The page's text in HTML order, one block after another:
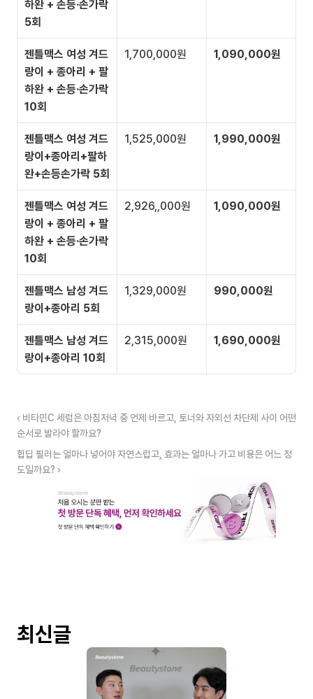
하완 + 손등·손가락
5회
젠틀맥스 여성 겨드
랑이 + 종아리 + 팔
하완 + 손등·손가락
10회
1,700,000원 1,090,000원
젠틀맥스 여성 겨드
랑이+종아리+팔하
완+손등손가락 5회
1,525,000원 1,990,000원
젠틀맥스 여성 겨드
랑이 + 종아리 + 팔
하완 + 손등·손가락
10회
2,926,,000원 1,090,000원
젠틀맥스 남성 겨드
랑이+종아리 5회
1,329,000원 990,000원
젠틀맥스 남성 겨드
랑이+종아리 10회
2,315,000원 1,690,000원
‹ 비타민C 세럼은 아침저녁 중 언제 바르고, 토너와 자외선 차단제 사이 어떤
순서로 발라야 할까요?
힙딥 필러는 얼마나 넣어야 자연스럽고, 효과는 얼마나 가고 비용은 어느 정
도일까요? ›
최신글